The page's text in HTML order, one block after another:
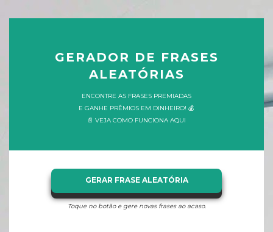
GERADOR DE FRASES
ALEATÓRIAS
ENCONTRE AS FRASES PREMIADAS
E GANHE PRÊMIOS EM DINHEIRO! 💰
📄 VEJA COMO FUNCIONA AQUI
GERAR FRASE ALEATÓRIA
Toque no botão e gere novas frases ao acaso.